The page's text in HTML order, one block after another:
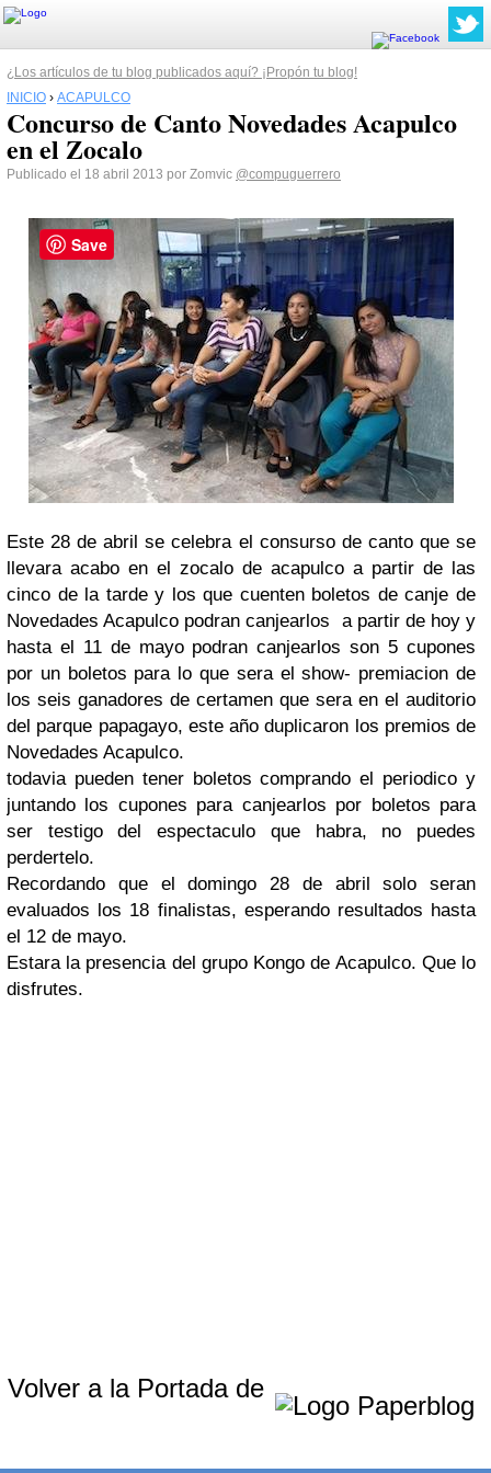
¿Los artículos de tu blog publicados aquí? ¡Propón tu blog!
INICIO › ACAPULCO
Concurso de Canto Novedades Acapulco
en el Zocalo
Publicado el 18 abril 2013 por Zomvic @compuguerrero
Este 28 de abril se celebra el consurso de canto que se
llevara acabo en el zocalo de acapulco a partir de las
cinco de la tarde y los que cuenten boletos de canje de
Novedades Acapulco podran canjearlos a partir de hoy y
hasta el 11 de mayo podran canjearlos son 5 cupones
por un boletos para lo que sera el show- premiacion de
los seis ganadores de certamen que sera en el auditorio
del parque papagayo, este año duplicaron los premios de
Novedades Acapulco.
todavia pueden tener boletos comprando el periodico y
juntando los cupones para canjearlos por boletos para
ser testigo del espectaculo que habra, no puedes
perdertelo.
Recordando que el domingo 28 de abril solo seran
evaluados los 18 finalistas, esperando resultados hasta
el 12 de mayo.
Estara la presencia del grupo Kongo de Acapulco. Que lo
disfrutes.
Volver a la Portada de
Save